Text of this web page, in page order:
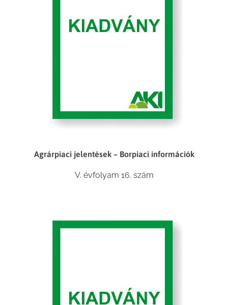
Agrárpiaci jelentések – Borpiaci információk
V. évfolyam 16. szám